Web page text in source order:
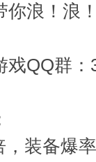
你浪！浪
戏QQ群
，装备爆